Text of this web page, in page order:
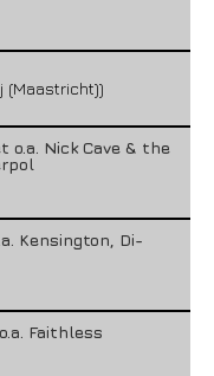
(Maastricht))
o.a. Nick Cave & the
Kensington, Di-
Faithless